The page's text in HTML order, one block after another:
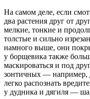
На самом деле, если
два растения друг от
мелкие, тонкие и
толстые и сильно
намного выше, они
у борщевика также
маскироваться и под
зонтичных — например,
легко распознать
у дудника и дягиля —